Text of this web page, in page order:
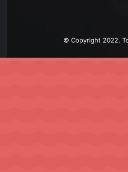
© Copyright 2022,